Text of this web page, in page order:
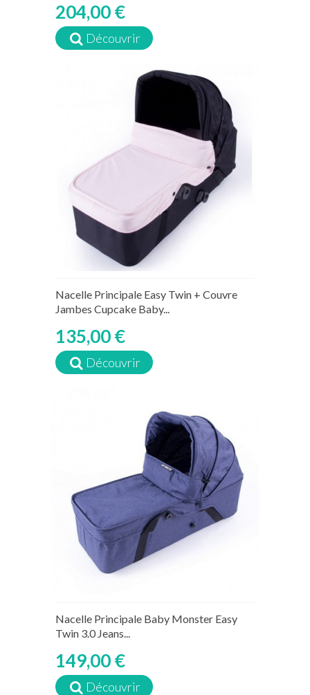
204,00 €
Découvrir
Nacelle Principale Easy Twin + Couvre
Jambes Cupcake Baby...
135,00 €
Découvrir
Nacelle Principale Baby Monster Easy
Twin 3.0 Jeans...
149,00 €
Découvrir